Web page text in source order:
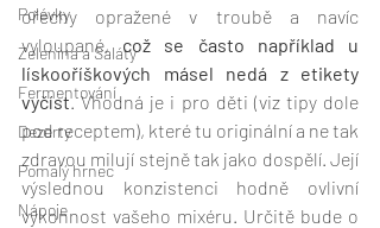
Polévky
Zelenina a Saláty
Fermentování
Dezerty
Pomalý hrnec
Nápoje
ořechy opražené v troubě a navíc
vyloupané, což se často například u
lískooříškových másel nedá z etikety
vyčíst. Vhodná je i pro děti (viz tipy dole
pod receptem), které tu originální a ne tak
zdravou milují stejně tak jako dospělí. Její
výslednou konzistenci hodně ovlivní
výkonnost vašeho mixéru. Určitě bude o